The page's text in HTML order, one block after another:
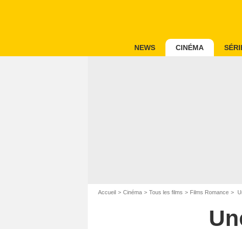
NEWS CINÉMA
Accueil Cinéma Tous les films Films Romance